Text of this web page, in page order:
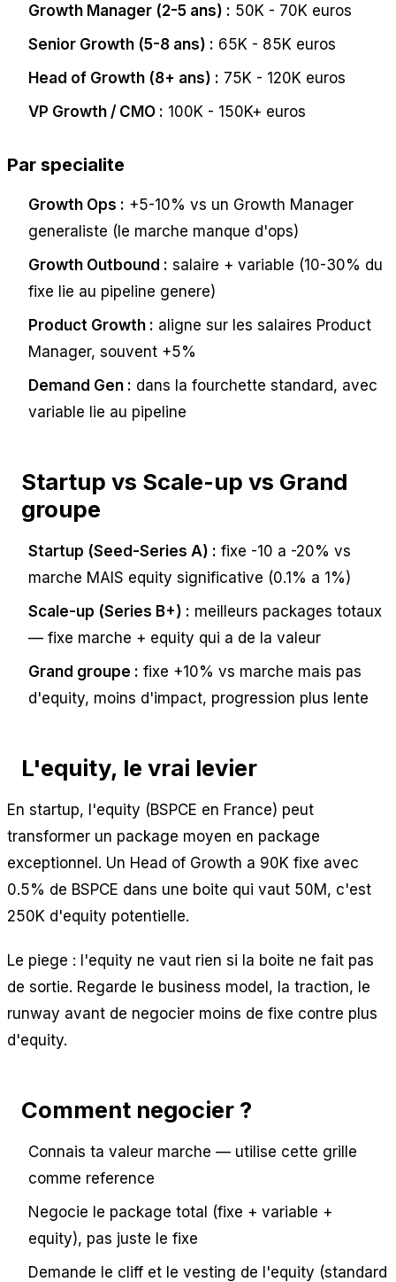
Growth Manager (2-5 ans) : 50K - 70K euros
Senior Growth (5-8 ans) : 65K - 85K euros
Head of Growth (8+ ans) : 75K - 120K euros
VP Growth / CMO : 100K - 150K+ euros
Par specialite
Growth Ops : +5-10% vs un Growth Manager
generaliste (le marche manque d'ops)
Growth Outbound : salaire + variable (10-30% du
fixe lie au pipeline genere)
Product Growth : aligne sur les salaires Product
Manager, souvent +5%
Demand Gen : dans la fourchette standard, avec
variable lie au pipeline
Startup vs Scale-up vs Grand
groupe
Startup (Seed-Series A) : fixe -10 a -20% vs
marche MAIS equity significative (0.1% a 1%)
Scale-up (Series B+) : meilleurs packages totaux
— fixe marche + equity qui a de la valeur
Grand groupe : fixe +10% vs marche mais pas
d'equity, moins d'impact, progression plus lente
L'equity, le vrai levier
En startup, l'equity (BSPCE en France) peut
transformer un package moyen en package
exceptionnel. Un Head of Growth a 90K fixe avec
0.5% de BSPCE dans une boite qui vaut 50M, c'est
250K d'equity potentielle.
Le piege : l'equity ne vaut rien si la boite ne fait pas
de sortie. Regarde le business model, la traction, le
runway avant de negocier moins de fixe contre plus
d'equity.
Comment negocier ?
Connais ta valeur marche — utilise cette grille
comme reference
Negocie le package total (fixe + variable +
equity), pas juste le fixe
Demande le cliff et le vesting de l'equity (standard